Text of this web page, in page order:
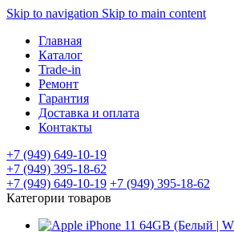
Skip to navigation Skip to main content
Главная
Каталог
Trade-in
Ремонт
Гарантия
Доставка и оплата
Контакты
+7 (949) 649-10-19
+7 (949) 395-18-62
+7 (949) 649-10-19 +7 (949) 395-18-62
Категории товаров